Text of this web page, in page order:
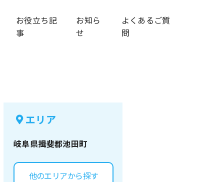
お役立ち記
事
お知ら
せ
よくあるご質
問
エリア
岐阜県揖斐郡池田町
他のエリアから探す